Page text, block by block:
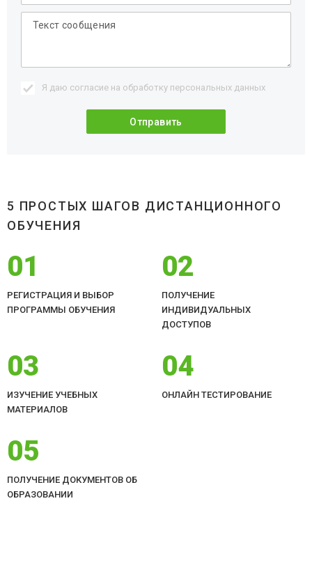
Я даю согласие на обработку персональных данных
5 ПРОСТЫХ ШАГОВ ДИСТАНЦИОННОГО
ОБУЧЕНИЯ
01
РЕГИСТРАЦИЯ И ВЫБОР
ПРОГРАММЫ ОБУЧЕНИЯ
02
ПОЛУЧЕНИЕ
ИНДИВИДУАЛЬНЫХ
ДОСТУПОВ
03
ИЗУЧЕНИЕ УЧЕБНЫХ
МАТЕРИАЛОВ
04
ОНЛАЙН ТЕСТИРОВАНИЕ
05
ПОЛУЧЕНИЕ ДОКУМЕНТОВ ОБ
ОБРАЗОВАНИИ